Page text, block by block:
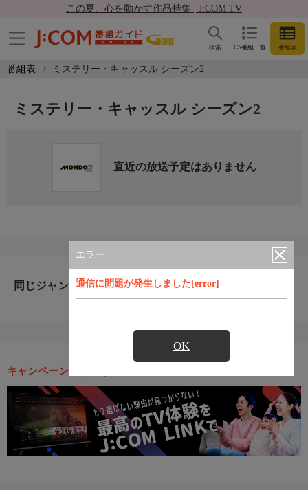
この夏、心を動かす作品特集 | J:COM TV
CS番組一覧 番組表
検索
番組表 ミステリー・キャッスル シーズン2
エラー
通信に問題が発生しました[error]
OK
ミステリー・キャッスル シーズン2
直近の放送予定はありません
同じジャンルのおすすめ番組
キャンペーン・お得な情報